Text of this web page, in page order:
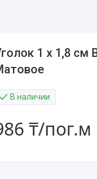
1 х 1,8 см
В наличии
₸/пог.м